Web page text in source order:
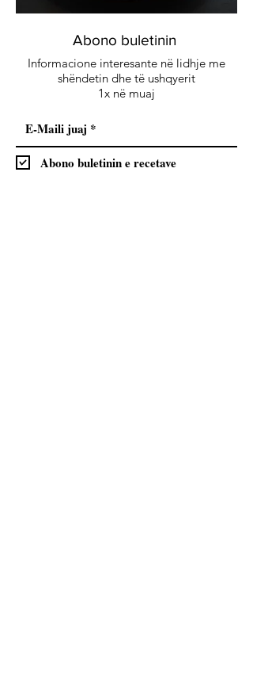
Abono buletinin
Informacione interesante në lidhje me
shëndetin dhe të ushqyerit
1x në muaj
Abono buletinin e recetave